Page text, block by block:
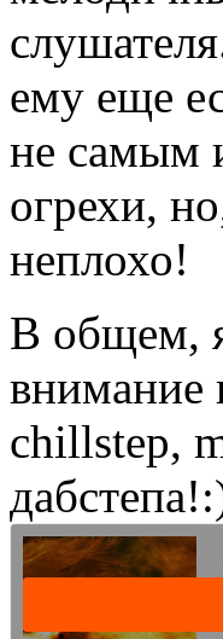
ему еще
не самым
огрехи,
неплохо!
В общем,
внимание
chillstep,